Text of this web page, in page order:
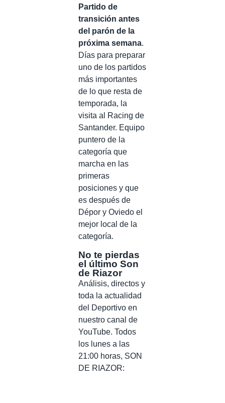
Partido de
transición antes
del parón de la
próxima semana.
Días para preparar
uno de los partidos
más importantes
de lo que resta de
temporada, la
visita al Racing de
Santander. Equipo
puntero de la
categoría que
marcha en las
primeras
posiciones y que
es después de
Dépor y Oviedo el
mejor local de la
categoría.
No te pierdas
el último Son
de Riazor
Análisis, directos y
toda la actualidad
del Deportivo en
nuestro canal de
YouTube. Todos
los lunes a las
21:00 horas, SON
DE RIAZOR: